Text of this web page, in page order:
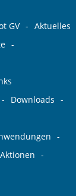
GV
Aktuelles
Downloads
Aktionen